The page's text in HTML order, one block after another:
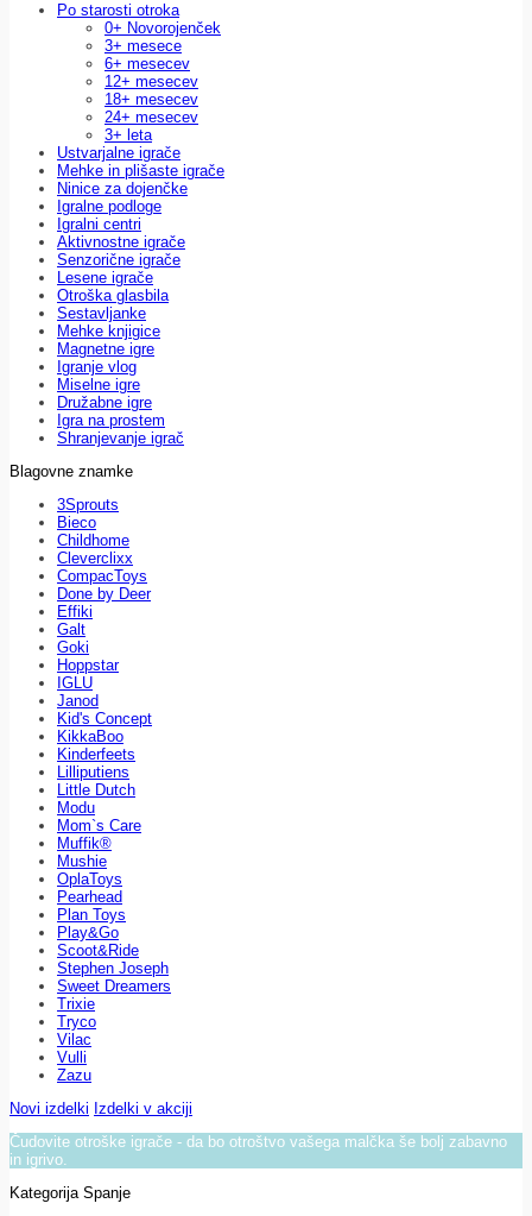
Po starosti otroka
0+ Novorojenček
3+ mesece
6+ mesecev
12+ mesecev
18+ mesecev
24+ mesecev
3+ leta
Ustvarjalne igrače
Mehke in plišaste igrače
Ninice za dojenčke
Igralne podloge
Igralni centri
Aktivnostne igrače
Senzorične igrače
Lesene igrače
Otroška glasbila
Sestavljanke
Mehke knjigice
Magnetne igre
Igranje vlog
Miselne igre
Družabne igre
Igra na prostem
Shranjevanje igrač
Blagovne znamke
3Sprouts
Bieco
Childhome
Cleverclixx
CompacToys
Done by Deer
Effiki
Galt
Goki
Hoppstar
IGLU
Janod
Kid's Concept
KikkaBoo
Kinderfeets
Lilliputiens
Little Dutch
Modu
Mom`s Care
Muffik®
Mushie
OplaToys
Pearhead
Plan Toys
Play&Go
Scoot&Ride
Stephen Joseph
Sweet Dreamers
Trixie
Tryco
Vilac
Vulli
Zazu
Novi izdelki Izdelki v akciji
Čudovite otroške igrače - da bo otroštvo vašega malčka še bolj zabavno
in igrivo.
Kategorija Spanje